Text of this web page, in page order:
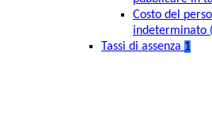
Costo del
indeterminato
Tassi di assenza 1